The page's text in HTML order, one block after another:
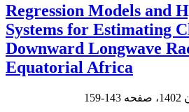
Regression Models and
Systems for Estimating
Downward Longwave
Equatorial Africa
143-159